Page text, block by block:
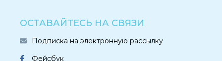
ОСТАВАЙТЕСЬ НА СВЯЗИ
Подписка на электронную рассылку
Фейсбук